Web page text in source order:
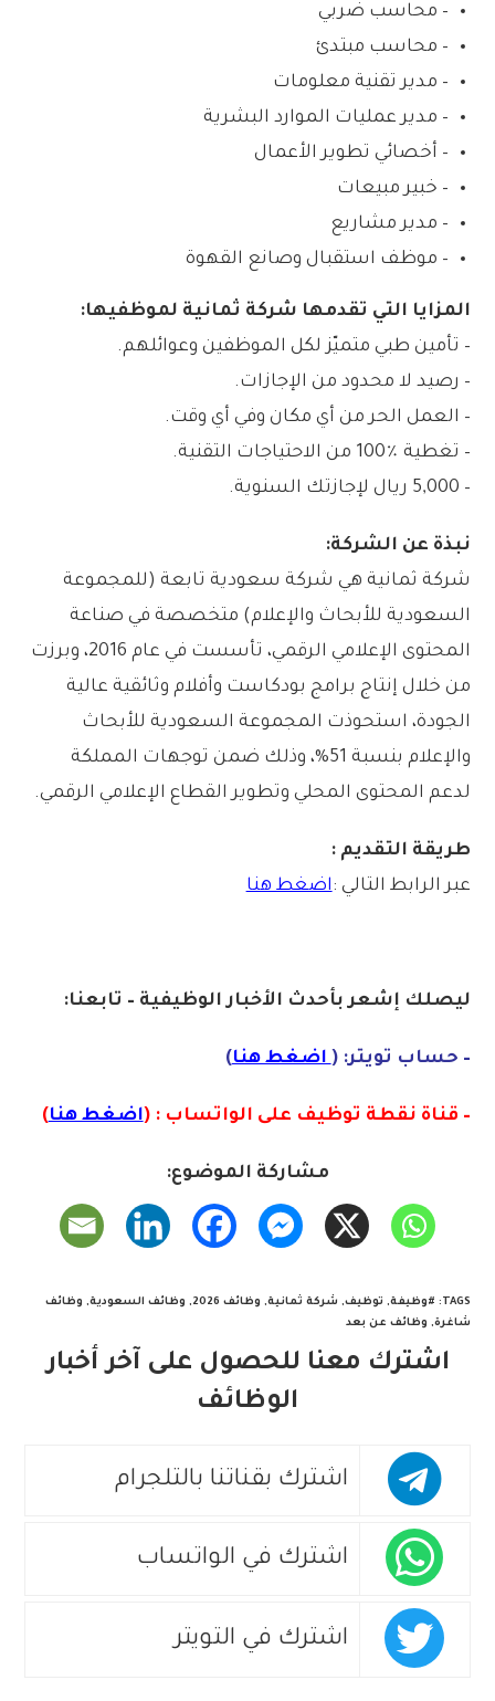
– محاسب ضربي
– محاسب مبتدئ
– مدير تقنية معلومات
– مدير عمليات الموارد البشرية
– أخصائي تطوير الأعمال
– خبير مبيعات
– مدير مشاريع
– موظف استقبال وصانع القهوة
المزايا التي تقدمها شركة ثمانية لموظفيها:
– تأمين طبي متميّز لكل الموظفين وعوائلهم.
– رصيد لا محدود من الإجازات.
– العمل الحر من أي مكان وفي أي وقت.
– تغطية ٪100 من الاحتياجات التقنية.
– 5,000 ريال لإجازتك السنوية.
نبذة عن الشركة:
شركة ثمانية هي شركة سعودية تابعة (للمجموعة
السعودية للأبحاث والإعلام) متخصصة في صناعة
المحتوى الإعلامي الرقمي، تأسست في عام 2016، وبرزت
من خلال إنتاج برامج بودكاست وأفلام وثائقية عالية
الجودة، استحوذت المجموعة السعودية للأبحاث
والإعلام بنسبة 51%، وذلك ضمن توجهات المملكة
لدعم المحتوى المحلي وتطوير القطاع الإعلامي الرقمي.
طريقة التقديم :
عبر الرابط التالي :اضغط هنا
ليصلك إشعربأحدث الأخبار الوظيفية – تابعنا:
– حساب تويتر: ( اضغط هنا)
– قناة نقطة توظيف على الواتساب : (اضغط هنا)
مشاركة الموضوع:
TAGS
: #وظيفة, توظيف, شركة ثمانية, وظائف 2026 , وظائف السعودية, وظائف
شاغرة, وظائف عن بعد
اشترك معنا للحصول على آخر أخبار
الوظائف
اشترك بقناتنا بالتلجرام
اشترك في الواتساب
اشترك في التويتر